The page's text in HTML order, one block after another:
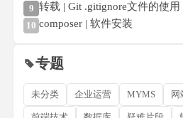
9 转载 | Git .gitignore文件的使用
10 composer | 软件安装
专题
未分类 企业运营 MYMS 网